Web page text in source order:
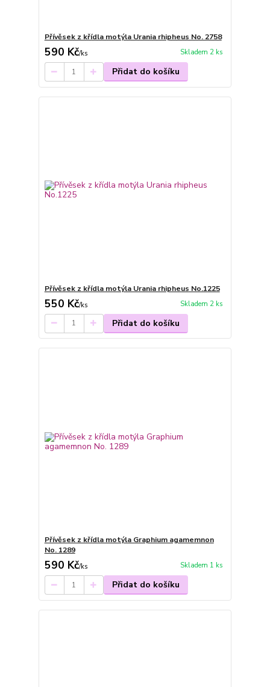
Přívěsek z křídla motýla Urania rhipheus No. 2758
590 Kč/ks Skladem 2 ks
Přidat do košíku
Přívěsek z křídla motýla Urania rhipheus No.1225
550 Kč/ks Skladem 2 ks
Přidat do košíku
Přívěsek z křídla motýla Graphium agamemnon
No. 1289
590 Kč/ks Skladem 1 ks
Přidat do košíku